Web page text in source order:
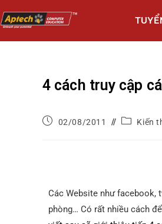
4 cách truy cập
02/08/2011 Kiến
Các Website như facebook,
phòng… Có rất nhiều cách